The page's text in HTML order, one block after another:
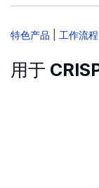
特色产品 工作流程
用于